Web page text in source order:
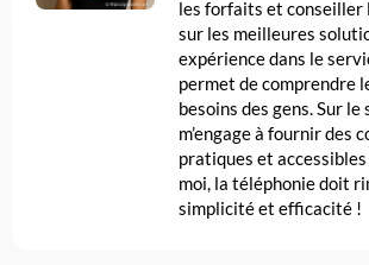
les forfaits et
sur les meilleures
expérience dans le
permet de comprendre
besoins des gens. Sur le
m’engage à fournir des
pratiques et
moi, la téléphonie doit
simplicité et efficacité !